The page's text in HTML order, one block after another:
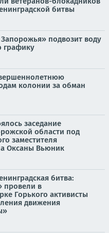
битвы
подвозит воду
графику
колонии за обман
заседание
области под
заместителя
Оксаны Вьюник
битва:
провели в
Горького активисты
движения